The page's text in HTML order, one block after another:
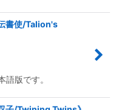
書使/Talion's
版です。